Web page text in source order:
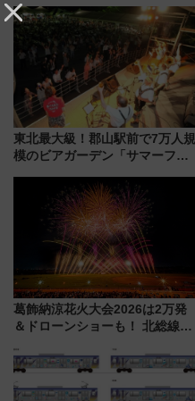
東北最大級！郡山駅前で7万人規
模のビアガーデン「サマーフェ
7/24-26開催！ 有料席はJRE
MALLで予約可能
葛飾納涼花火大会2026は2万発
＆ドローンショーも！ 北総線を
車、観覧スポット情報と周辺観
光まとめ（7/28開催）